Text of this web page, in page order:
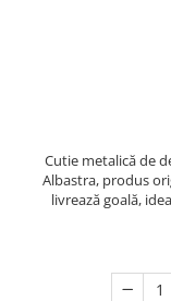
Cutie metalică de
Albastra, produs
livrează goală,